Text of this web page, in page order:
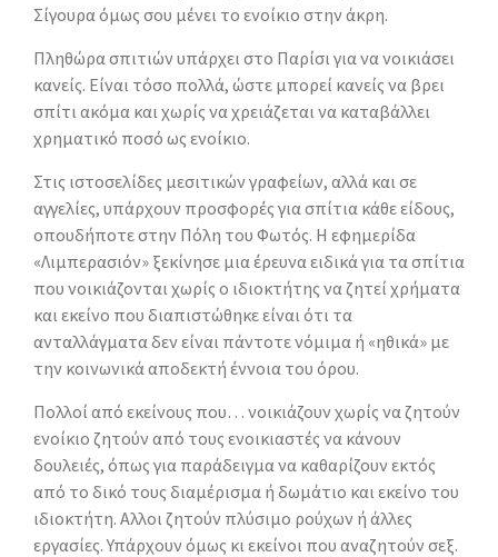
Σίγουρα όμως σου μένει το ενοίκιο στην άκρη.
Πληθώρα σπιτιών υπάρχει στο Παρίσι για να νοικιάσει
κανείς. Είναι τόσο πολλά, ώστε μπορεί κανείς να βρει
σπίτι ακόμα και χωρίς να χρειάζεται να καταβάλλει
χρηματικό ποσό ως ενοίκιο.
Στις ιστοσελίδες μεσιτικών γραφείων, αλλά και σε
αγγελίες, υπάρχουν προσφορές για σπίτια κάθε είδους,
οπουδήποτε στην Πόλη του Φωτός. Η εφημερίδα
«Λιμπερασιόν» ξεκίνησε μια έρευνα ειδικά για τα σπίτια
που νοικιάζονται χωρίς ο ιδιοκτήτης να ζητεί χρήματα
και εκείνο που διαπιστώθηκε είναι ότι τα
ανταλλάγματα δεν είναι πάντοτε νόμιμα ή «ηθικά» με
την κοινωνικά αποδεκτή έννοια του όρου.
Πολλοί από εκείνους που… νοικιάζουν χωρίς να ζητούν
ενοίκιο ζητούν από τους ενοικιαστές να κάνουν
δουλειές, όπως για παράδειγμα να καθαρίζουν εκτός
από το δικό τους διαμέρισμα ή δωμάτιο και εκείνο του
ιδιοκτήτη. Αλλοι ζητούν πλύσιμο ρούχων ή άλλες
εργασίες. Υπάρχουν όμως κι εκείνοι που αναζητούν σεξ.